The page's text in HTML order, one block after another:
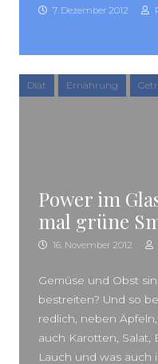
7. Dezember 2012
Diät Ernährung
Power im
mal grüne
16. November 2012
Gemüse und Obst
bestreiten? Und so
redlich, neben
auch Karotten, Salat,
Lauch und was auch